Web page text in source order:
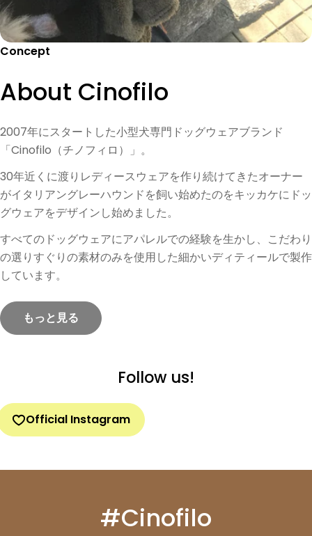
Concept
About Cinofilo
2007年にスタートした小型犬専門ドッグウェアブランド
「Cinofilo（チノフィロ）」。
30年近くに渡りレディースウェアを作り続けてきたオーナー
がイタリアングレーハウンドを飼い始めたのをキッカケにドッ
グウェアをデザインし始めました。
すべてのドッグウェアにアパレルでの経験を生かし、こだわり
の選りすぐりの素材のみを使用した細かいディティールで製作
しています。
もっと見る
Follow us!
Official Instagram
#Cinofilo